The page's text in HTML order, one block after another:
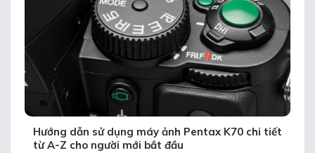
Hướng dẫn sử dụng máy ảnh Pentax K70 chi tiết
từ A-Z cho người mới bắt đầu